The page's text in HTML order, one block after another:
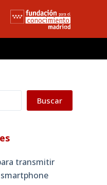
Buscar
transmitir